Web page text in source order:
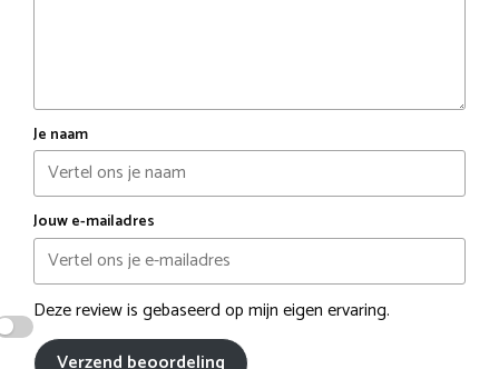
Je naam
Jouw e-mailadres
Deze review is gebaseerd op mijn eigen ervaring.
Verzend beoordeling